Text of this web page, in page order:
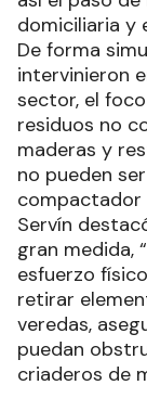
terrenos
basura y
despejadas
así el paso
domiciliaria y
De forma
intervinieron
sector, el
residuos no
maderas y
no pueden
compactador
Servín
gran medida,
esfuerzo
retirar